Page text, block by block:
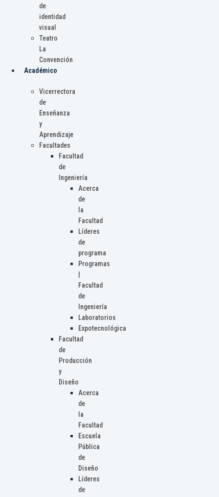
de
identidad
visual
Teatro
La
Convención
Académico
Vicerrectora
de
Enseñanza
y
Aprendizaje
Facultades
Facultad
de
Ingeniería
Acerca
de
la
Facultad
Líderes
de
programa
Programas
Facultad
de
Ingeniería
Laboratorios
Expotecnológica
Facultad
de
Producción
y
Diseño
Acerca
de
la
Facultad
Escuela
Pública
de
Diseño
Líderes
de